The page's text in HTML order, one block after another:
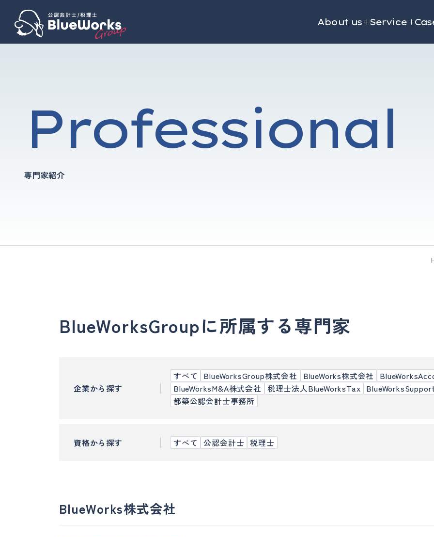
About us Service
Professional
専門家紹介
BlueWorksGroupに所属する専門家
企業から探す
すべて BlueWorksGroup株式会社 BlueWorks株式会社
BlueWorksM&A株式会社 税理士法人BlueWorksTax
都築公認会計士事務所
資格から探す すべて 公認会計士 税理士
BlueWorks株式会社